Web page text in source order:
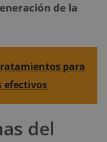
de la
para
efectivos
del